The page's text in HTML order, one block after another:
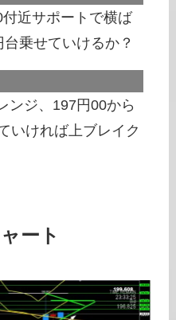
近サポートで横ば
乗せていけるか？
ンジ、197円00から
いければ上ブレイク
ート